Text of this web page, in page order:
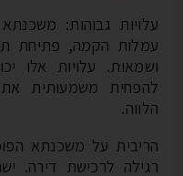
גבוהות: משכנתא
הקמה, פתיחת תיק,
עלויות אלו יכולות
משמעותית את
על משכנתא הפוכה
לרכישת דירה. ישנם